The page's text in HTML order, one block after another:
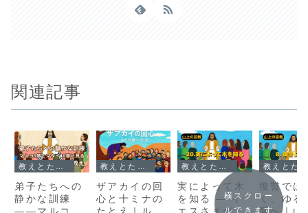
関連記事
弟子たちへの
静かな訓練
――マルコ9
ザアカイの回
心と十ミナの
たとえ｜ルカ
実によって木
を知る ― イ
エスさまが教
復讐では
く、ゆる
愛へ｜山
横スクロー
ルできます